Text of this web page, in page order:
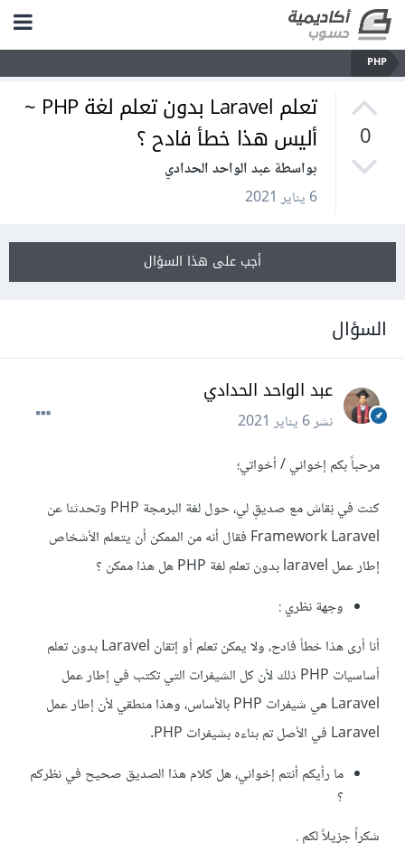
PHP
0
تعلم Laravel بدون تعلم لغة PHP ~
أليس هذا خطأ فادح ؟
بواسطة عبد الواحد الحدادي
6 يناير 2021
أجب على هذا السؤال
السؤال
عبد الواحد الحدادي
نشر6 يناير 2021
مرحباً بكم إخواني / أخواتي؛
كنت في نِقاش مع صديقٍ لي، حول لغة البرمجة PHP وتحدثنا عن
Framework Laravel فقال أنه من الممكن أن يتعلم الأشخاص
إطار عمل laravel بدون تعلم لغة PHP هل هذا ممكن ؟
وجهة نظري :
أنا أرى هذا خطأ فادح، ولا يمكن تعلم أو إتقان Laravel بدون تعلم
أساسيات PHP ذلك لأن كل الشيفرات التي تكتب في إطار عمل
Laravel هي شيفرات PHP بالأساس، وهذا منطقي لأن إطار عمل
Laravel في الأصل تم بناءه بشيفرات PHP.
ما رأيكم أنتم إخواني، هل كلام هذا الصديق صحيح في نظركم
؟
شكراً جزيلاً لكم .